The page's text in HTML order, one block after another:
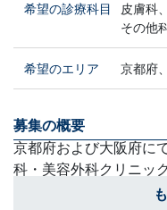
希望の診療科目
皮膚科
その他
希望のエリア 京都府
募集の概要
京都府および大阪府に
科・美容外科クリニッ